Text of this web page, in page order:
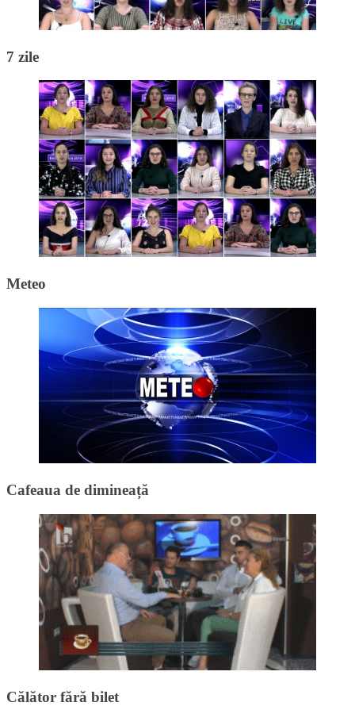
7 zile
Meteo
Cafeaua de dimineață
Călător fără bilet